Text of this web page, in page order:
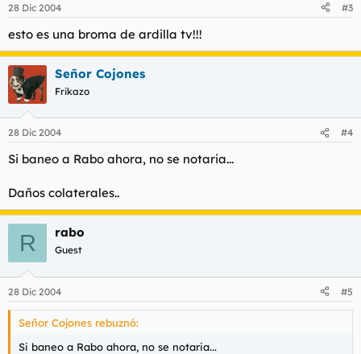
28 Dic 2004 #3
esto es una broma de ardilla tv!!!
Señor Cojones
Frikazo
28 Dic 2004 #4
Si baneo a Rabo ahora, no se notaria...
Daños colaterales..
R rabo
Guest
28 Dic 2004 #5
Señor Cojones rebuznó:
Si baneo a Rabo ahora, no se notaria...